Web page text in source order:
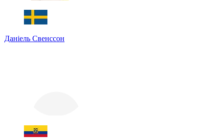
Даніель Свенссон